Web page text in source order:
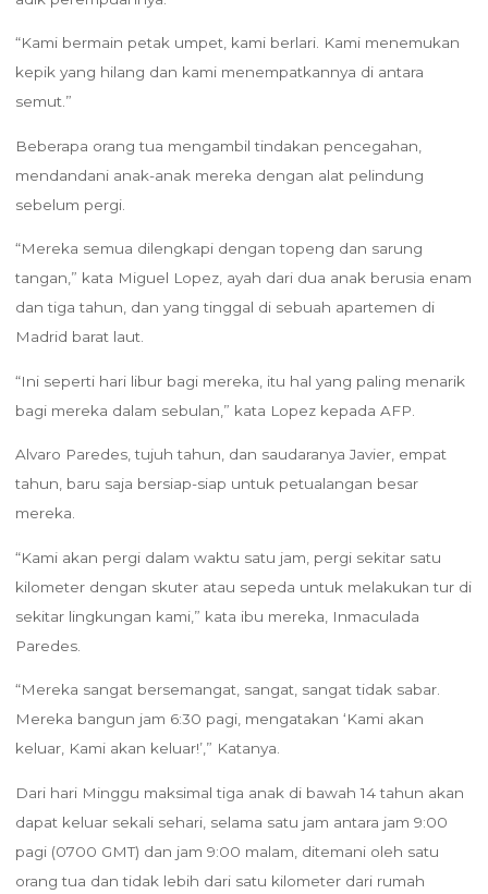
“Kami bermain petak umpet, kami berlari. Kami menemukan
kepik yang hilang dan kami menempatkannya di antara
semut.”
Beberapa orang tua mengambil tindakan pencegahan,
mendandani anak-anak mereka dengan alat pelindung
sebelum pergi.
“Mereka semua dilengkapi dengan topeng dan sarung
tangan,” kata Miguel Lopez, ayah dari dua anak berusia enam
dan tiga tahun, dan yang tinggal di sebuah apartemen di
Madrid barat laut.
“Ini seperti hari libur bagi mereka, itu hal yang paling menarik
bagi mereka dalam sebulan,” kata Lopez kepada AFP.
Alvaro Paredes, tujuh tahun, dan saudaranya Javier, empat
tahun, baru saja bersiap-siap untuk petualangan besar
mereka.
“Kami akan pergi dalam waktu satu jam, pergi sekitar satu
kilometer dengan skuter atau sepeda untuk melakukan tur di
sekitar lingkungan kami,” kata ibu mereka, Inmaculada
Paredes.
“Mereka sangat bersemangat, sangat, sangat tidak sabar.
Mereka bangun jam 6:30 pagi, mengatakan ‘Kami akan
keluar, Kami akan keluar!’,” Katanya.
Dari hari Minggu maksimal tiga anak di bawah 14 tahun akan
dapat keluar sekali sehari, selama satu jam antara jam 9:00
pagi (0700 GMT) dan jam 9:00 malam, ditemani oleh satu
orang tua dan tidak lebih dari satu kilometer dari rumah